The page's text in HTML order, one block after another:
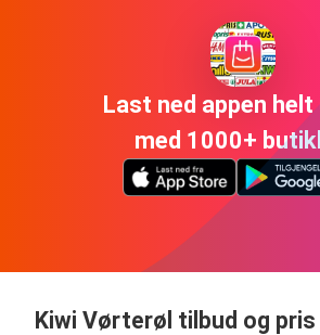
Last ned appen
med 1000+
Kiwi Vørterøl tilbud og pris